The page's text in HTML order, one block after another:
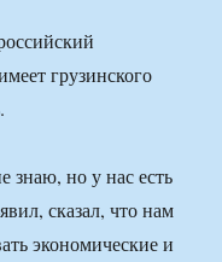
грузинского
знаю, но у нас есть
сказал, что нам
экономические и